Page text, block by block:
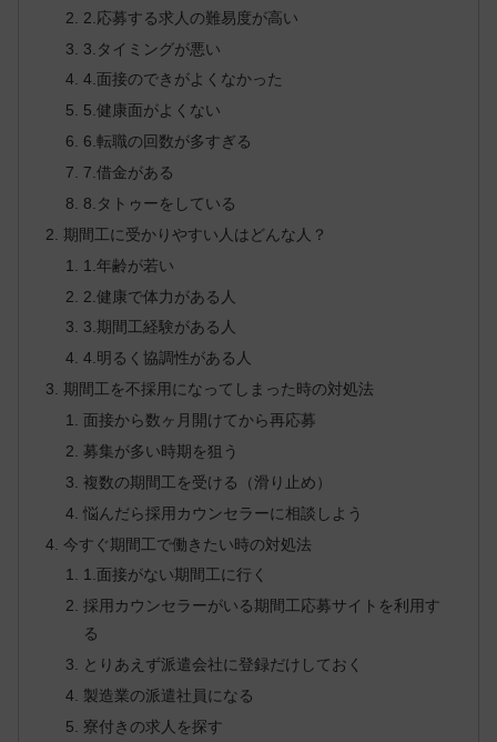
2.応募する求人の難易度が高い
3.タイミングが悪い
4.面接のできがよくなかった
5.健康面がよくない
6.転職の回数が多すぎる
7.借金がある
8.タトゥーをしている
期間工に受かりやすい人はどんな人？
1.年齢が若い
2.健康で体力がある人
3.期間工経験がある人
4.明るく協調性がある人
期間工を不採用になってしまった時の対処法
面接から数ヶ月開けてから再応募
募集が多い時期を狙う
複数の期間工を受ける（滑り止め）
悩んだら採用カウンセラーに相談しよう
今すぐ期間工で働きたい時の対処法
1.面接がない期間工に行く
採用カウンセラーがいる期間工応募サイトを利用す
る
とりあえず派遣会社に登録だけしておく
製造業の派遣社員になる
寮付きの求人を探す